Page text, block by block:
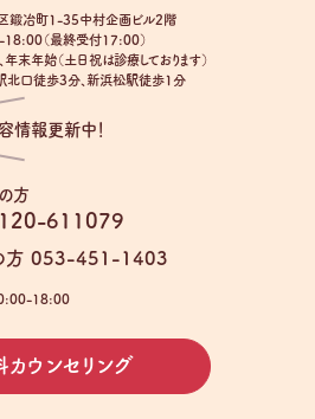
鍛冶町1-35中村企画ビル2階
18:00（最終受付17:00）
年末年始（土日祝は診療しております）
駅北口徒歩3分、新浜松駅徒歩1分
情報更新中！
方
611079
方 053-451-1403
18:00
カウンセリング